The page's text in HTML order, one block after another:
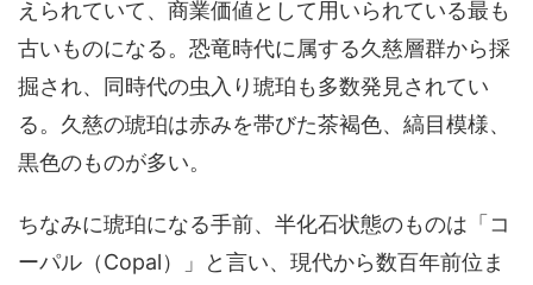
えられていて、商業価値として用いられている最も
古いものになる。恐竜時代に属する久慈層群から採
掘され、同時代の虫入り琥珀も多数発見されてい
る。久慈の琥珀は赤みを帯びた茶褐色、縞目模様、
黒色のものが多い。
ちなみに琥珀になる手前、半化石状態のものは「コ
ーパル（Copal）」と言い、現代から数百年前位ま